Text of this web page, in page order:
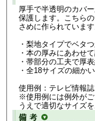
厚手で半透明のカバ
保護します。こちら
さめに作られています
・梨地タイプでベタ
・本の厚みにあわせ
・帯部分の工夫で厚
・全18サイズの細か
使用例：テレビ情報
※使用例には例外が
うえで適切なサイズ